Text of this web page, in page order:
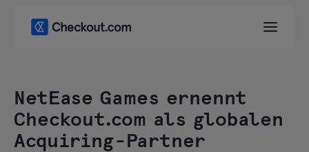
NetEase Games ernennt
Checkout.com als globalen
Acquiring-Partner